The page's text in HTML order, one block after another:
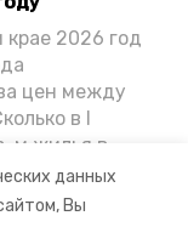
данных
Вы
2026 год
цен между
в I
м жилья в
спрос на
округа